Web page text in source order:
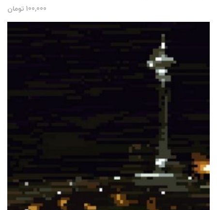
100,000 تومان